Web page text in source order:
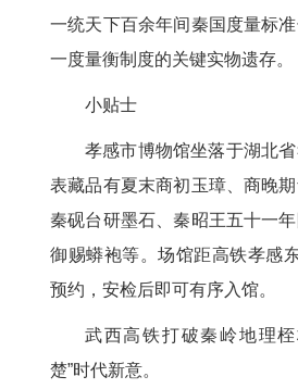
一统天下百余年间秦国度量标
一度量衡制度的关键实物遗存。
小贴士
孝感市博物馆坐落于湖北
表藏品有夏末商初玉璋、商晚期
秦砚台研墨石、秦昭王五十一
御赐蟒袍等。场馆距高铁孝感
预约，安检后即可有序入馆。
武西高铁打破秦岭地理
楚”时代新意。